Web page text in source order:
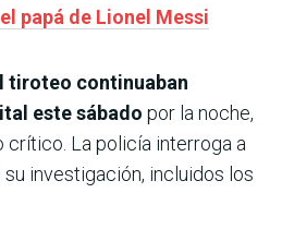
papá de Lionel Messi
tiroteo continuaban
este sábado por la noche,
La policía interroga a
investigación, incluidos los